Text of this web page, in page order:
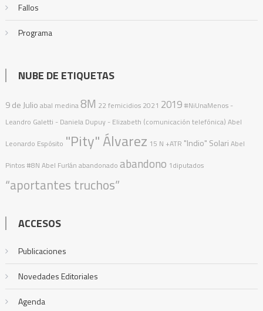
Fallos
Programa
NUBE DE ETIQUETAS
9 de Julio abal medina8M 22 femicidios 2021 2019 #NiUnaMenos -
Leandro Galetti - Daniela Dupuy - Elizabeth (comunicación telefónica) Abel
Leonardo Espósito "Pity" Álvarez 15 N +ATR "Indio" Solari Abel
Pintos #8N Abel Furlán abandonado abandono 1diputados
“aportantes truchos”
ACCESOS
Publicaciones
Novedades Editoriales
Agenda